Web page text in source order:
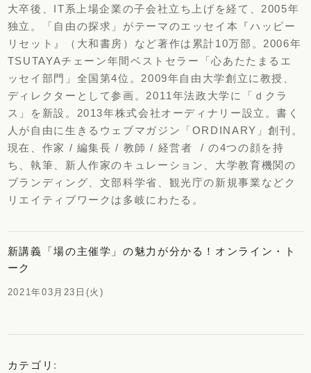
大卒後、IT系上場企業の子会社立ち上げを経て、2005年
独立。「自由の探求」がテーマのエッセイ本『ハッピー
リセット』（大和書房）など著作は累計10万部。2006年
TSUTAYAチェーン年間ベストセラー「心あたたまるエ
ッセイ部門」全国第4位。2009年自由大学創立に教授、
ディレクターとして参画。2011年法政大学に「ｄクラ
ス」を新設。2013年株式会社オーディナリー設立。書く
人が自由に生きるウェブマガジン「ORDINARY」創刊。
現在、作家 / 編集長 / 教師 / 経営者 / の4つの顔を持
ち、執筆、新人作家のキュレーション、大学教育機関の
ブランディング、文部科学省、観光庁の新規事業などク
リエイティブワークは多岐にわたる。
新講義「場の主催学」の魅力が分かる！オンライン・ト
ーク
2021年03月23日(火)
カテゴリ :